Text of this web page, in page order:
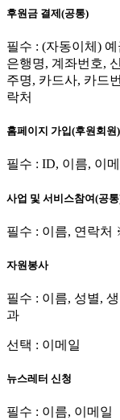
후원금 결제(공통)
필수 : (자동이체)
은행명, 계좌번호,
주명, 카드사, 카드
락처
홈페이지 가입(후원회원)
필수 : ID, 이름, 이
사업 및 서비스참여(공
필수 : 이름, 연락처
자원봉사
필수 : 이름, 성별,
과
선택 : 이메일
뉴스레터 신청
필수 : 이름, 이메일